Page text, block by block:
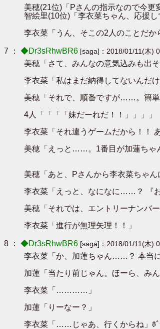
美穂(21位)「Pさんの指示なので今
智絵里(10位)「李衣菜ちゃん、応援し
李衣菜「うん、そこの2人のことだか
7 ： ◆Dr3sRhwBR6 [saga]：2018/01/11(木)
美穂「さて、みんなの意気込みも出
李衣菜「私はまだ納得してないんだけ
美穂「それで、順番ですが……。簡
4人「「「「妹だーれだ！！」」」」
李衣菜「それ違うゲームだから！！
美穂「えっと……。1番目が加蓮ちゃ
美穂「あと、Pさんから李衣菜ちゃ
李衣菜「えっと、なになに……？ 『
美穂「それでは、エントリーナンバ
李衣菜「進行が無理矢理！！」
8 ： ◆Dr3sRhwBR6 [saga]：2018/01/11(木)
李衣菜「か、加蓮ちゃん……？ 本当
加蓮「当たり前じゃん。ほーら、み
李衣菜「…………」
加蓮「りーなー？」
李衣菜「……じゃあ、行くからね」ﾎﾞ